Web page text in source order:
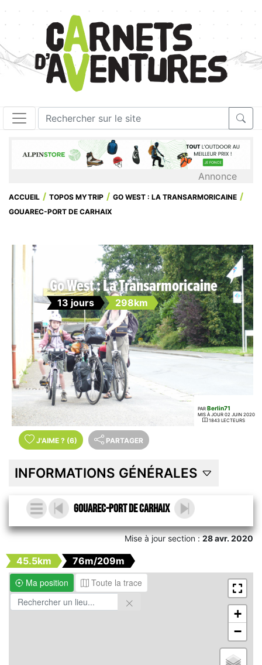
Annonce
ACCUEIL TOPOS MYTRIP
GO WEST : LA TRANSARMORICAINE
GOUAREC-PORT DE CARHAIX
Go West : La Transarmoricaine
13 jours 298km
PAR Berlin71
MIS À JOUR 02 JUIN 2020
1843 LECTEURS
J'AIME ? (6) PARTAGER
INFORMATIONS GÉNÉRALES
Gouarec-Port de Carhaix
Mise à jour section :28 avr. 2020
45.5km
76m/209m
Ma position
Toute la trace
+
−